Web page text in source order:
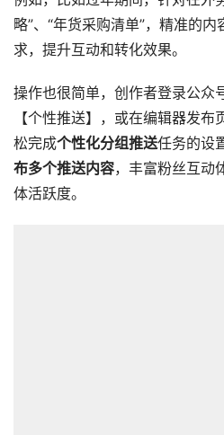
略”、“年货采购清单”，精准的
求，提升互动和转化效果。
操作也很简单，创作者登录公众
【个性推送】，或在编辑器发
松完成个性化分组推送任务的设
布多个推送内容，丰富粉丝互动
体活跃度。